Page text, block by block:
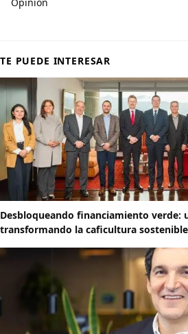
TE PUEDE INTERESAR
Desbloqueando financiamiento verde:
transformando la caficultura